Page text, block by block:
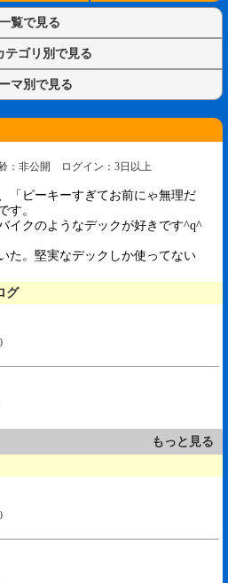
覧で見る
テゴリ別で見る
マ別で見る
：非公開 ログイン：3日以上
「ピーキーすぎてお前にゃ無理だ
す。
イクのようなデックが好きです^q^
た。堅実なデックしか使ってない
グ
もっと見る